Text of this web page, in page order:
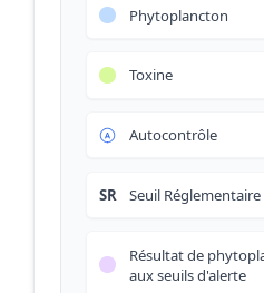
Phytoplancton
Toxine
Autocontrôle
SR Seuil Réglementaire
Résultat de
aux seuils d'alerte